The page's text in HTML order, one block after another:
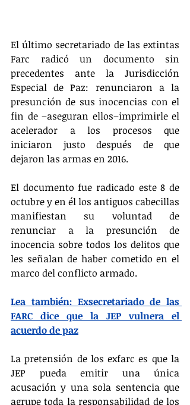
El último secretariado de las extintas
Farc radicó un documento sin
precedentes ante la Jurisdicción
Especial de Paz: renunciaron a la
presunción de sus inocencias con el
fin de –aseguran ellos–imprimirle el
acelerador a los procesos que
iniciaron justo después de que
dejaron las armas en 2016.
El documento fue radicado este 8 de
octubre y en él los antiguos cabecillas
manifiestan su voluntad de
renunciar a la presunción de
inocencia sobre todos los delitos que
les señalan de haber cometido en el
marco del conflicto armado.
Lea también: Exsecretariado de las
FARC dice que la JEP vulnera el
acuerdo de paz
La pretensión de los exfarc es que la
JEP pueda emitir una única
acusación y una sola sentencia que
agrupe toda la responsabilidad de los